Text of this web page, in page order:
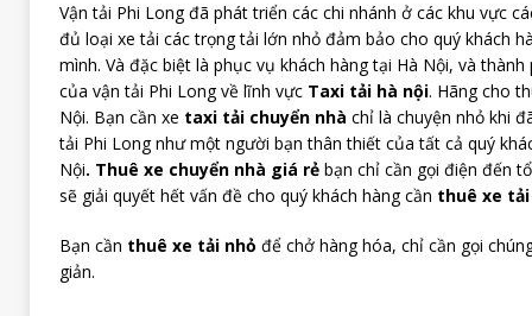
Vận tải Phi Long đã phát triển các chi nhánh ở các khu vực
đủ loại xe tải các trọng tải lớn nhỏ đảm bảo cho quý khách
mình. Và đặc biệt là phục vụ khách hàng tại Hà Nội, và thành
của vận tải Phi Long về lĩnh vực Taxi tải hà nội. Hãng cho
Nội. Bạn cần xe taxi tải chuyển nhà chỉ là chuyện nhỏ khi
tải Phi Long như một người bạn thân thiết của tất cả quý
Nội. Thuê xe chuyển nhà giá rẻ bạn chỉ cần gọi điện đến
sẽ giải quyết hết vấn đề cho quý khách hàng cần thuê xe
Bạn cần thuê xe tải nhỏ để chở hàng hóa, chỉ cần gọi
giản.